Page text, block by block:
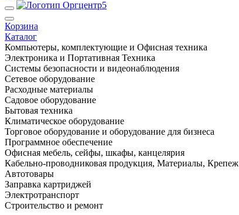
Корзина
Каталог
Компьютеры, комплектующие и Офисная техника
Электроника и Портативная Техника
Системы безопасности и видеонаблюдения
Сетевое оборудование
Расходные материалы
Садовое оборудование
Бытовая техника
Климатическое оборудование
Торговое оборудование и оборудование для бизнеса
Программное обеспечение
Офисная мебель, сейфы, шкафы, канцелярия
Кабельно-проводниковая продукция, Материалы, Крепеж
Автотовары
Заправка картриджей
Электротранспорт
Строительство и ремонт